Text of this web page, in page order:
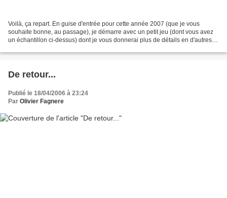
Voilà, ça repart. En guise d'entrée pour cette année 2007 (que je vous
souhaite bonne, au passage), je démarre avec un petit jeu (dont vous avez
un échantillon ci-dessus) dont je vous donnerai plus de détails en d'autres
De retour...
Publié le 18/04/2006 à 23:24
Par Olivier Fagnere